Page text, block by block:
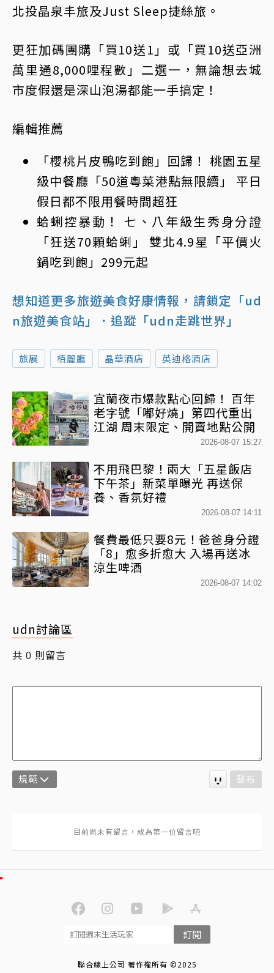
北投晶泉丰旅及Just Sleep捷絲旅。
更狂加碼團購「買10送1」或「買10送亞洲
萬里通8,000哩程數」二選一，無論想去城
市度假還是深山泡湯都能一手搞定！
編輯推薦
「櫻桃片皮鴨吃到飽」回歸！ 桃園五星
級中餐廳「50道粵菜港點無限續」 平日
假日都不限用餐時間超狂
蛤蜊控暴動！ 七、八年級生秀身分證
「狂送70顆蛤蜊」 雙北4.9星「平價火
鍋吃到飽」299元起
想知道更多旅遊美食好康情報，請鎖定「ud
n旅遊美食站」
．追蹤「udn走跳世界」
旅展 栢麗廳 晶華酒店 英迪格酒店
宜蘭夜市爆款點心回歸！ 百年
老字號「嘟好燒」第四代重出
江湖 周末限定、開賣地點公開
2026-08-07 15:27
不用飛巴黎！兩大「五星飯店
下午茶」新菜單曝光 再送保
養、香氛好禮
2026-08-07 14:11
餐費最低只要8元！爸爸身分證
「8」愈多折愈大 入場再送冰
涼生啤酒
2026-08-07 14:02
udn討論區
共 0 則留言
規範 發布
訂閱
聯合線上公司 著作權所有 ©2025